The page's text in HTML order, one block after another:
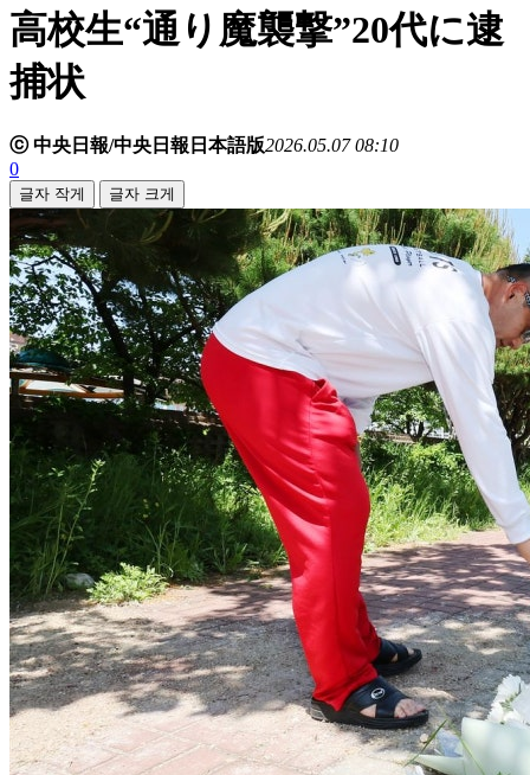
高校生“通り魔襲撃”20代に逮
捕状
ⓒ 中央日報/中央日報日本語版2026.05.07 08:10
0
글자 작게 글자 크게